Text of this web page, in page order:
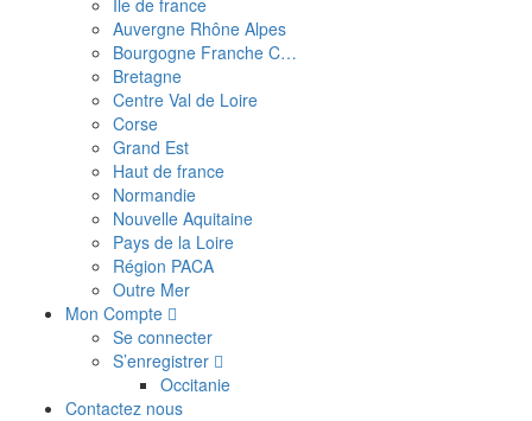
Auvergne Rhône Alpes
Bourgogne Franche C…
Bretagne
Centre Val de Loire
Corse
Grand Est
Haut de france
Normandie
Nouvelle Aquitaine
Pays de la Loire
Région PACA
Outre Mer
Mon Compte
Se connecter
S’enregistrer
Occitanie
Contactez nous